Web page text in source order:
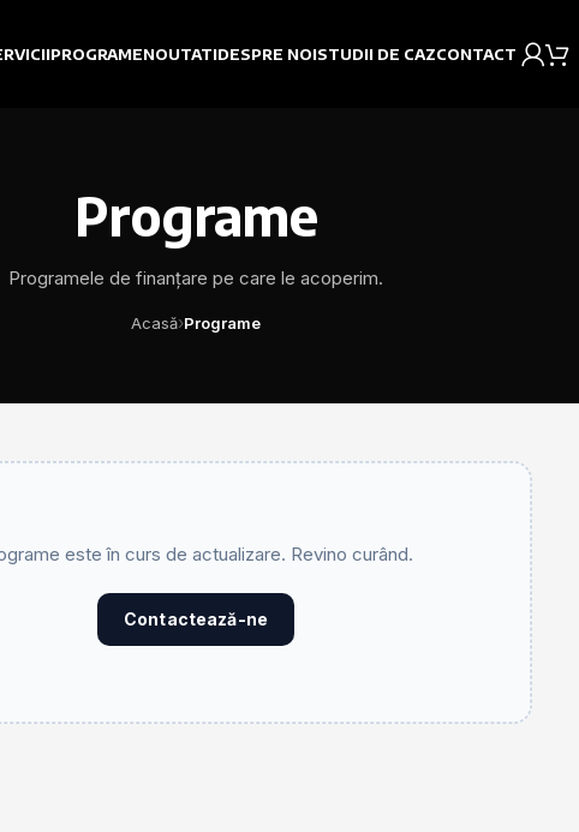
PROGRAMENOUTATIDESPRE NOISTUDII DE CAZCONTACT
Programe
Programele de finanțare pe care le acoperim.
Acasă›Programe
este în curs de actualizare. Revino curând.
Contactează-ne